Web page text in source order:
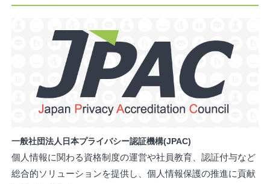
一般社団法人日本プライバシー認証機構(JPAC)
個人情報に関わる資格制度の運営や社員教育、認証付与など
総合的ソリューションを提供し、個人情報保護の推進に貢献